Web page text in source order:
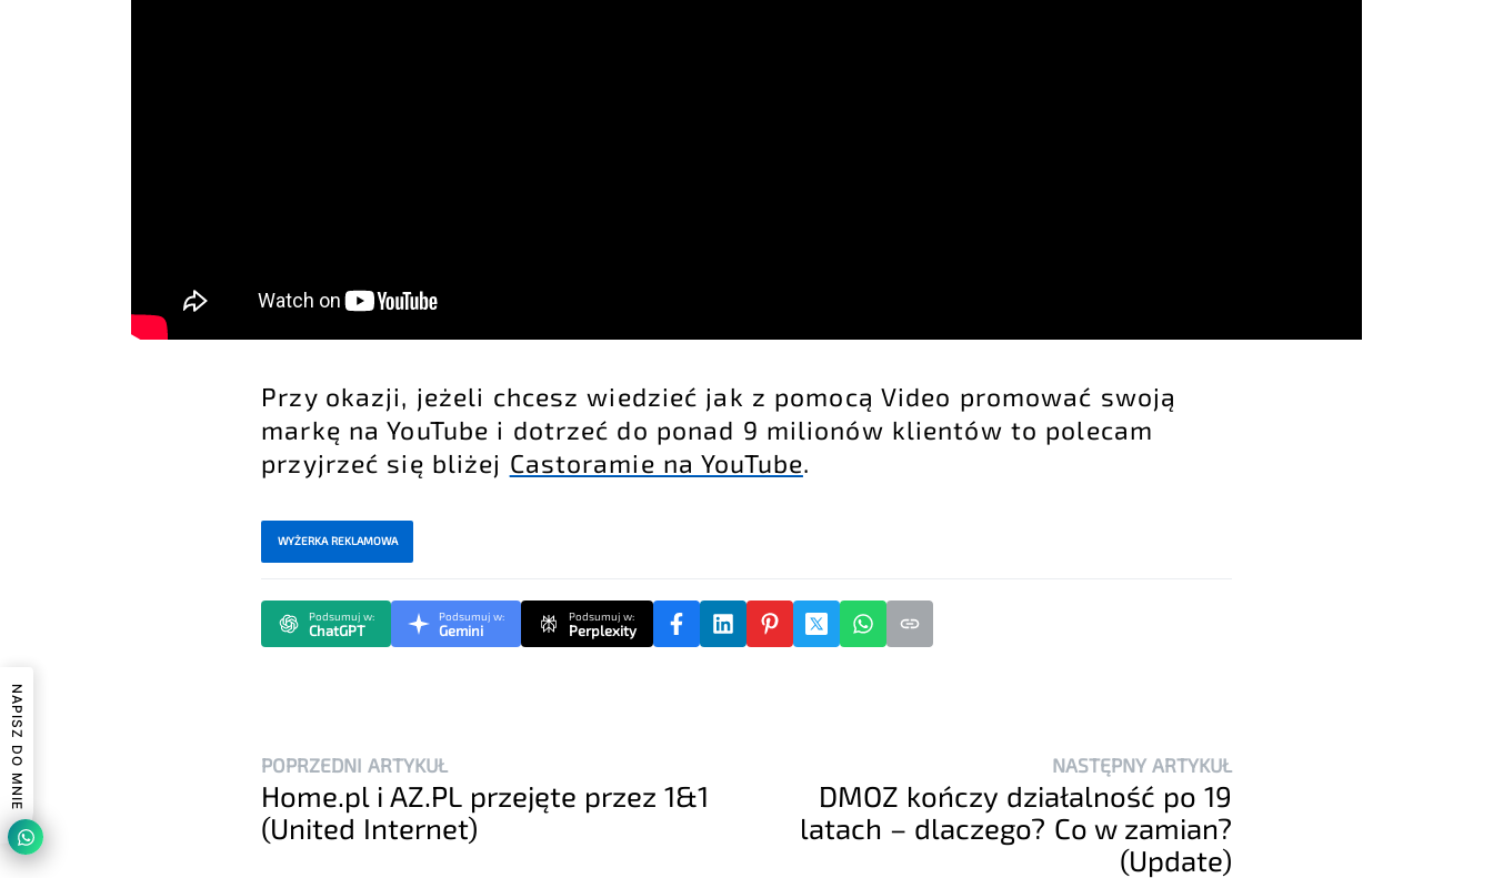
Przy okazji, jeżeli chcesz wiedzieć jak z pomocą Video promować swoją
markę na YouTube i dotrzeć do ponad 9 milionów klientów to polecam
przyjrzeć się bliżej Castoramie na YouTube.
WYŻERKA REKLAMOWA
Podsumuj w:
ChatGPT
Podsumuj w:
Gemini
Podsumuj w:
Perplexity
POPRZEDNI ARTYKUŁ
Home.pl i AZ.PL przejęte przez 1&1
(United Internet)
NASTĘPNY ARTYKUŁ
DMOZ kończy działalność po 19
latach – dlaczego? Co w zamian?
(Update)
NAPISZ DO MNIE